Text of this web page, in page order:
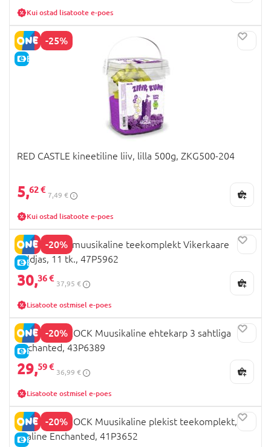
Kui ostad lisatoote e-poes
-25%
E-HIND
RED CASTLE kineetiline liiv, lilla 500g, ZKG500-204
5,62 €
7,49 €
Kui ostad lisatoote e-poes
-20%
E-HIND
Floss & Rock muusikaline teekomplekt Vikerkaare
haldjas, 11 tk., 47P5962
30,36 €
37,95 €
Lisatoote ostmisel e-poes
-20%
E-HIND
FLOSS AND ROCK Muusikaline ehtekarp 3 sahtliga
Enchanted, 43P6389
29,59 €
36,99 €
Lisatoote ostmisel e-poes
-20%
E-HIND
FLOSS AND ROCK Muusikaline plekist teekomplekt, 11-
osaline Enchanted, 41P3652